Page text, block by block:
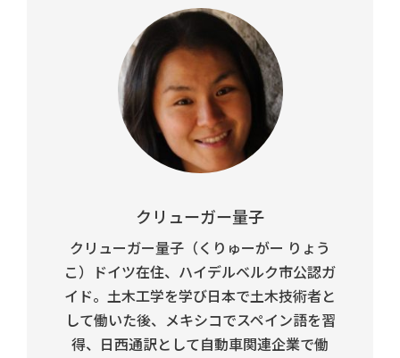
クリューガー量子
クリューガー量子（くりゅーがー りょう
こ）ドイツ在住、ハイデルベルク市公認ガ
イド。土木工学を学び日本で土木技術者と
して働いた後、メキシコでスペイン語を習
得、日西通訳として自動車関連企業で働